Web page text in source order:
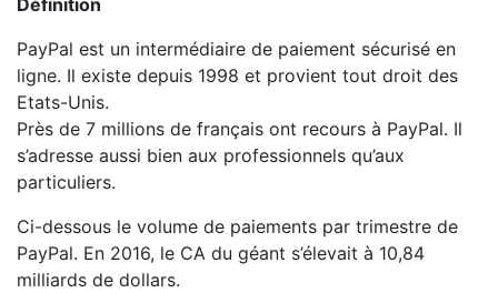
Définition
PayPal est un intermédiaire de paiement sécurisé en
ligne. Il existe depuis 1998 et provient tout droit des
Etats-Unis.
Près de 7 millions de français ont recours à PayPal. Il
s’adresse aussi bien aux professionnels qu’aux
particuliers.
Ci-dessous le volume de paiements par trimestre de
PayPal. En 2016, le CA du géant s’élevait à 10,84
milliards de dollars.